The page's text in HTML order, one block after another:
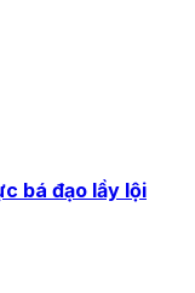
bá đạo lầy lội